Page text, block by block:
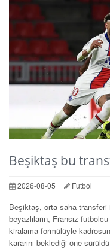
Beşiktaş bu
2026-08-05 Futbol
Beşiktaş, orta saha transferi
beyazlıların, Fransız
kiralama formülüyle
kararını beklediği öne